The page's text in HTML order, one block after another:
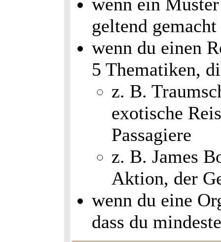
geltend
wenn du einen
5 Thematiken,
z. B.
exotische
Passagiere
z. B. James
Aktion, der
wenn du eine
dass du